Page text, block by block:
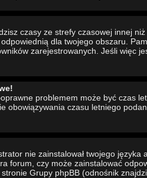
czasy ze strefy czasowej innej
dla twojego obszaru.
zarejestrowanych. Jeśli więc
problemem może być czas
obowiązywania czasu letniego
nie zainstalował twojego języka
forum, czy może zainstalować
Grupy phpBB (odnośnik